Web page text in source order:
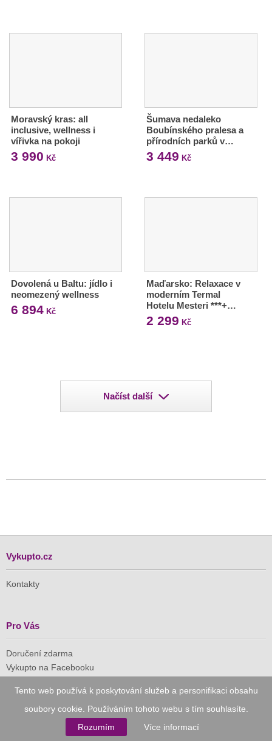
Tento web používá k poskytování služeb a personifikaci obsahu
soubory cookie. Používáním tohoto webu s tím souhlasíte.
Rozumím
Více informací
Moravský kras: all
inclusive, wellness i
vířivka na pokoji
3 990 Kč
Šumava nedaleko
Boubínského pralesa a
přírodních parků v…
3 449 Kč
Dovolená u Baltu: jídlo i
neomezený wellness
6 894 Kč
Maďarsko: Relaxace v
moderním Termal
Hotelu Mesteri ***+…
2 299 Kč
Načíst další
Vykupto.cz
Kontakty
Pro Vás
Doručení zdarma
Vykupto na Facebooku
Důvěryhodný nákup
Naše společnost je členem Asociace pro elektronickou
komerci (APEK)